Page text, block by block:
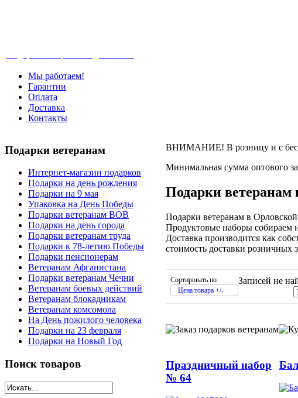
Мы работаем!
Гарантии
Оплата
Доставка
Контакты
ВНИМАНИЕ! В розницу и с
Минимальная сумма оптового
Подарки ветеранам
Подарки ветеранам в
Продуктовые наборы собираем
Доставка производится как
стоимость доставки розничных
Сортировать по
Цена товара +/-
Записей не
Праздничный набор
№ 64
Подарки ветеранам
Интернет-магазин подарков
Подарки на день рождения
Подарки на 9 мая
Упаковка на День Победы
Подарки ветеранам ВОВ
Подарки на день города
Подарки ветеранам труда
Подарки к 78-летию Победы
Подарки пенсионерам
Ветеранам Афганистана
Подарки ветеранам Чечни
Ветеранам боевых действий
Ветеранам блокадникам
Ветеранам комсомола
На День пожилого человека
Подарки на 23 февраля
Подарки на Новый Год
Поиск товаров